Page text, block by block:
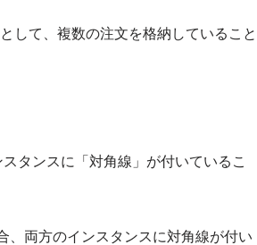
して、複数の注文を格納していること
タンスに「対角線」が付いているこ
、両方のインスタンスに対角線が付い